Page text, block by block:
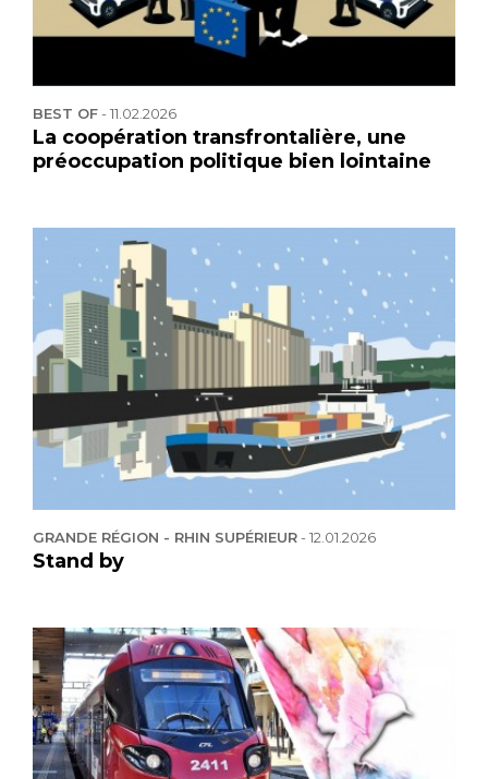
BEST OF-11.02.2026
La coopération transfrontalière, une
préoccupation politique bien lointaine
GRANDE RÉGION - RHIN SUPÉRIEUR-12.01.2026
Stand by